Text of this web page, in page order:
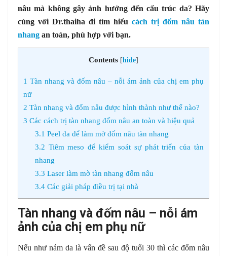
nâu mà không gây ảnh hưởng đến cấu trúc da? Hãy
cùng với Dr.thaiha đi tìm hiểu cách trị đốm nâu tàn
nhang an toàn, phù hợp với bạn.
Contents [hide]
1 Tàn nhang và đốm nâu – nỗi ám ảnh của chị em phụ
nữ
2 Tàn nhang và đốm nâu được hình thành như thế nào?
3 Các cách trị tàn nhang đốm nâu an toàn và hiệu quả
3.1 Peel da để làm mờ đốm nâu tàn nhang
3.2 Tiêm meso để kiểm soát sự phát triển của tàn
nhang
3.3 Laser làm mờ tàn nhang đốm nâu
3.4Các giải pháp điều trị tại nhà
Tàn nhang và đốm nâu – nỗi ám
ảnh của chị em phụ nữ
Nếu như nám da là vấn đề sau độ tuổi 30 thì các đốm nâu